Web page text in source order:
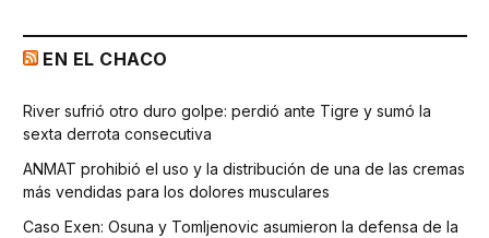
EN EL CHACO
River sufrió otro duro golpe: perdió ante Tigre y sumó la
sexta derrota consecutiva
ANMAT prohibió el uso y la distribución de una de las cremas
más vendidas para los dolores musculares
Caso Exen: Osuna y Tomljenovic asumieron la defensa de la